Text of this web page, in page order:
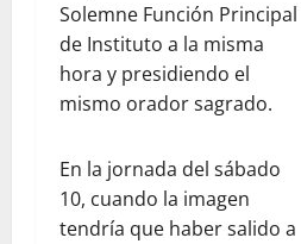
Solemne Función Principal
de Instituto a la misma
hora y presidiendo el
mismo orador sagrado.
En la jornada del sábado
10, cuando la imagen
tendría que haber salido a